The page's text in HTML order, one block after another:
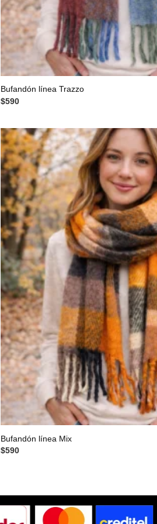
Bufandón línea Trazzo
$590
Bufandón línea Mix
$590